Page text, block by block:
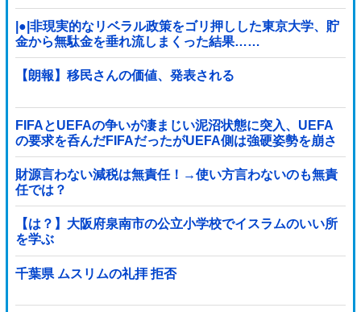
|●|非現実的なリベラル政策をゴリ押しした東京大学、貯
金から無駄金を垂れ流しまくった結果……
【朗報】移民さんの価値、発表される
FIFAとUEFAの争いが凄まじい泥沼状態に突入、UEFA
の要求を呑んだFIFAだったがUEFA側は強硬姿勢を崩さ
ず……
財源言わない減税は無責任！→使い方言わないのも無責
任では？
【は？】大阪府泉南市の公立小学校でイスラムのいい所
を学ぶ
千葉県 ムスリムの礼拝 拒否